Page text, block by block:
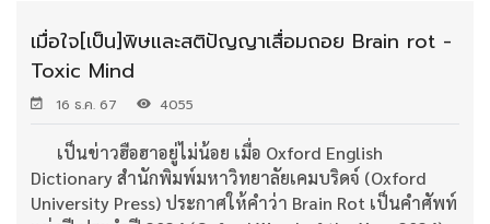
เมื่อใจ[เป็น]พิษและสติปัญญาเสื่อมถอย Brain rot -
Toxic Mind
16 ธ.ค. 67 4055
เป็นข่าวฮือฮาอยู่ไม่น้อย เมื่อ Oxford English
Dictionary สำนักพิมพ์มหาวิทยาลัยเคมบริดจ์ (Oxford
University Press) ประกาศให้คำว่า Brain Rot เป็นคำศัพท์